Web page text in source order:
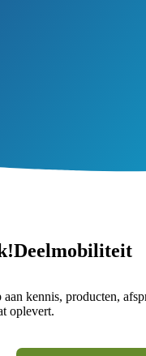
kennis, producten,
oplevert.